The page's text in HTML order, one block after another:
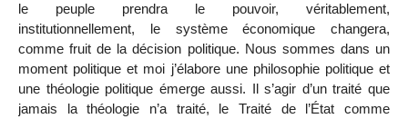
le peuple prendra le pouvoir, véritablement,
institutionnellement, le système économique changera,
comme fruit de la décision politique. Nous sommes dans un
moment politique et moi j’élabore une philosophie politique et
une théologie politique émerge aussi. Il s’agir d’un traité que
jamais la théologie n’a traité, le Traité de l’État comme